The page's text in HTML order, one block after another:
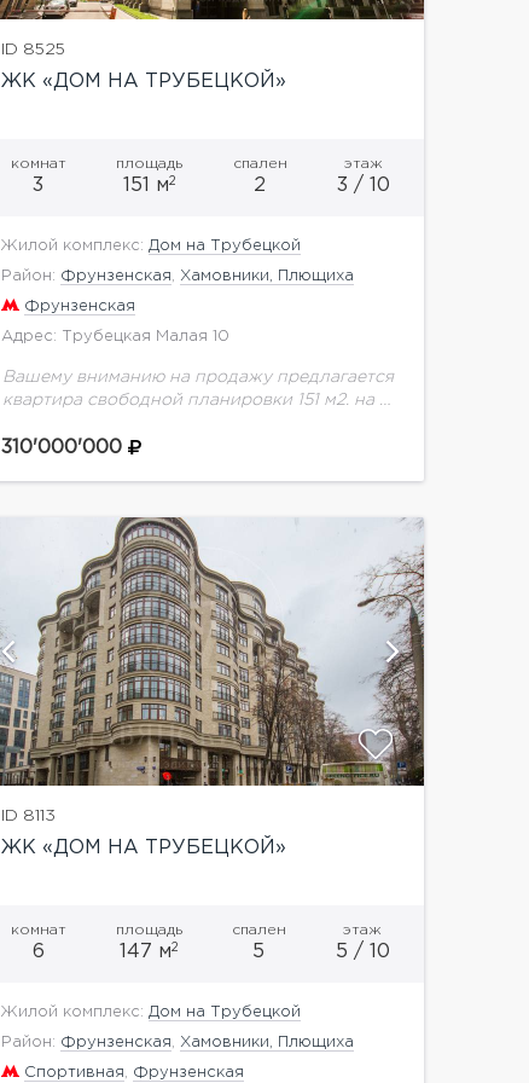
ID 8525
ЖК «ДОМ НА ТРУБЕЦКОЙ»
комнат
3
площадь
151 м2
спален
2
этаж
3 / 10
Жилой комплекс: Дом на Трубецкой
Район: Фрунзенская Хамовники, Плющиха
Фрунзенская
Адрес: Трубецкая Малая 10
Вашему вниманию на продажу предлагается
квартира свободной планировки 151 м2. на 3
стороны.Ансамбль из трех секций,
310'000'000
ID 8113
ЖК «ДОМ НА ТРУБЕЦКОЙ»
комнат
6
площадь
147 м2
спален
5
этаж
5 / 10
Жилой комплекс: Дом на Трубецкой
Район: Фрунзенская Хамовники, Плющиха
Спортивная Фрунзенская